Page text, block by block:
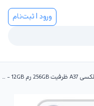
ورود | ثبت‌نام
گوشی سامسونگ گلکسی A37 ظرفیت 256GB رم 12GB - ویتنام